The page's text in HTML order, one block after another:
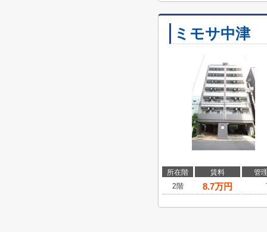
ミモサ中津
所在階 賃料
管
2階
8.7万円